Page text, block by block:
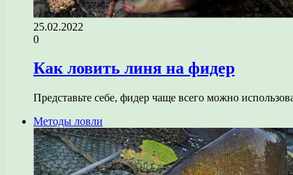
25.02.2022
0
Как ловить линя на фидер
Представьте себе, фидер чаще всего можно
Методы ловли